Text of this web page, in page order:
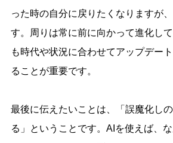
った時の自分に戻りたくなりますが
す。周りは常に前に向かって進化し
も時代や状況に合わせてアップデー
ることが重要です。
最後に伝えたいことは、「誤魔化し
る」ということです。AIを使えば、